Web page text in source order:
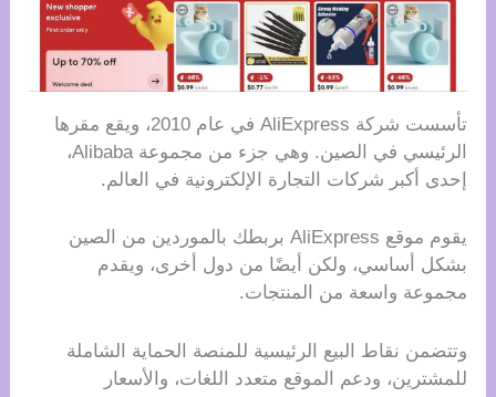
تأسست شركة AliExpress في عام 2010، ويقع مقرها
الرئيسي في الصين. وهي جزء من مجموعة Alibaba،
إحدى أكبر شركات التجارة الإلكترونية في العالم.
يقوم موقع AliExpress بربطك بالموردين من الصين
بشكل أساسي، ولكن أيضًا من دول أخرى، ويقدم
مجموعة واسعة من المنتجات.
وتتضمن نقاط البيع الرئيسية للمنصة الحماية الشاملة
للمشترين، ودعم الموقع متعدد اللغات، والأسعار